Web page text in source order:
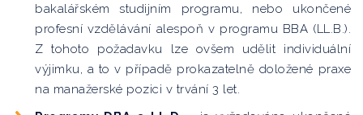
Řízení personálních nákladů
Risk management
bakalářském studijním programu, nebo ukončené
profesní vzdělávání alespoň v programu BBA (LL.B.).
Z tohoto požadavku lze ovšem udělit individuální
výjimku, a to v případě prokazatelně doložené praxe
na manažerské pozici v trvání 3 let.